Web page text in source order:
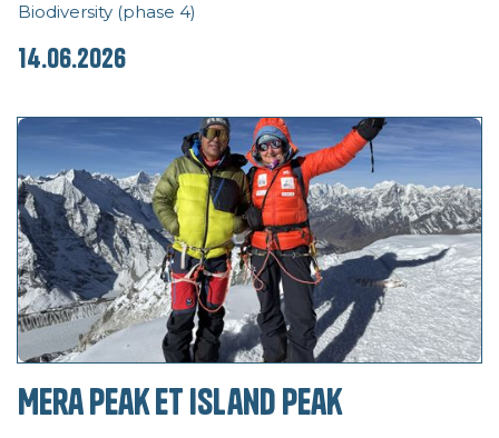
Biodiversity (phase 4)
14.06.2026
Mera Peak et Island Peak